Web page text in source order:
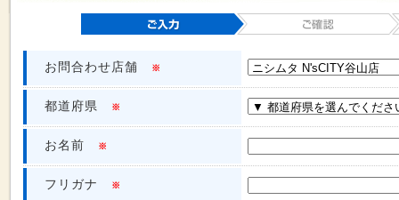
お問合わせ店舗 ※
都道府県 ※
お名前 ※
フリガナ ※